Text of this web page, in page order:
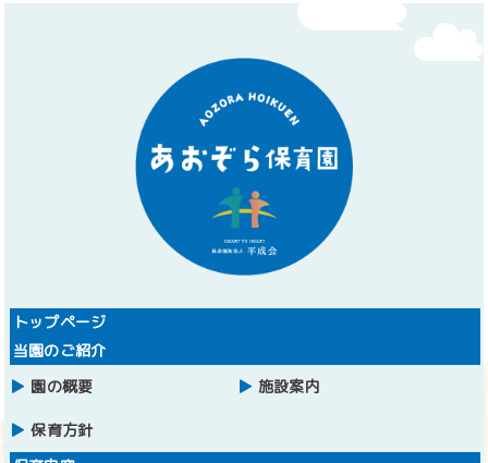
トップページ
当園のご紹介
園の概要
施設案内
保育方針